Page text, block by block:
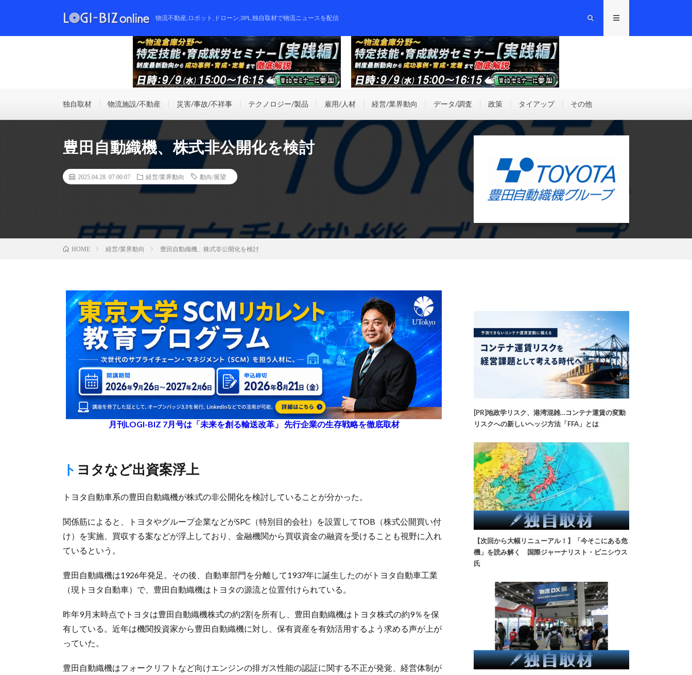
物流不動産,ロボット,ドローン,3PL,独自取材で物流ニュースを配信
独自取材 物流施設/不動産 災害/事故/不祥事 テクノロジー/製品 雇用/人材 経営/業界動向 データ/調査 政策 タイアップ その他
豊田自動織機、株式非公開化を検討
2025.04.28 07:00:07 経営/業界動向 動向/展望
HOME 経営/業界動向 豊田自動織機、株式非公開化を検討
月刊LOGI-BIZ 7月号は「未来を創る輸送改革」 先行企業の生存戦略を徹底取材
トヨタなど出資案浮上
トヨタ自動車系の豊田自動織機が株式の非公開化を検討していることが分かった。
関係筋によると、トヨタやグループ企業などがSPC（特別目的会社）を設置してTOB（株式公開買い付
け）を実施、買収する案などが浮上しており、金融機関から買収資金の融資を受けることも視野に入れ
ているという。
豊田自動織機は1926年発足。その後、自動車部門を分離して1937年に誕生したのがトヨタ自動車工業
（現トヨタ自動車）で、豊田自動織機はトヨタの源流と位置付けられている。
昨年9月末時点でトヨタは豊田自動織機株式の約2割を所有し、豊田自動織機はトヨタ株式の約9％を保
有している。近年は機関投資家から豊田自動織機に対し、保有資産を有効活用するよう求める声が上が
っていた。
豊田自動織機はフォークリフトなど向けエンジンの排ガス性能の認証に関する不正が発覚、経営体制が
[PR]地政学リスク、港湾混雑…コンテナ運賃の変動
リスクへの新しいヘッジ方法「FFA」とは
【次回から大幅リニューアル！】「今そこにある危
機」を読み解く 国際ジャーナリスト・ビニシウス
氏